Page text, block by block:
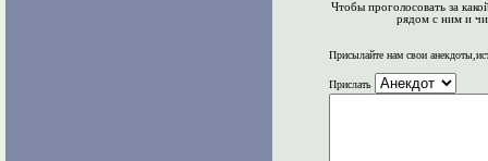
Чтобы проголосовать за
рядом с ним и
Присылайте нам свои
Прислать